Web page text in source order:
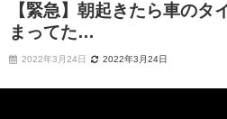
【緊急】朝起きたら車のタ
まってた…
2022年3月24日 2022年3月24日